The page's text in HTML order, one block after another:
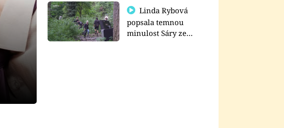
Linda Rybová
popsala temnou
minulost Sáry ze